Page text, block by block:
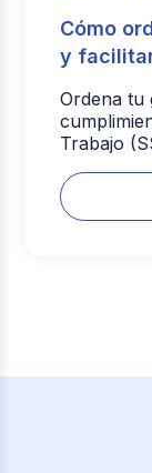
Cómo
y
Ordena tu
Trabajo